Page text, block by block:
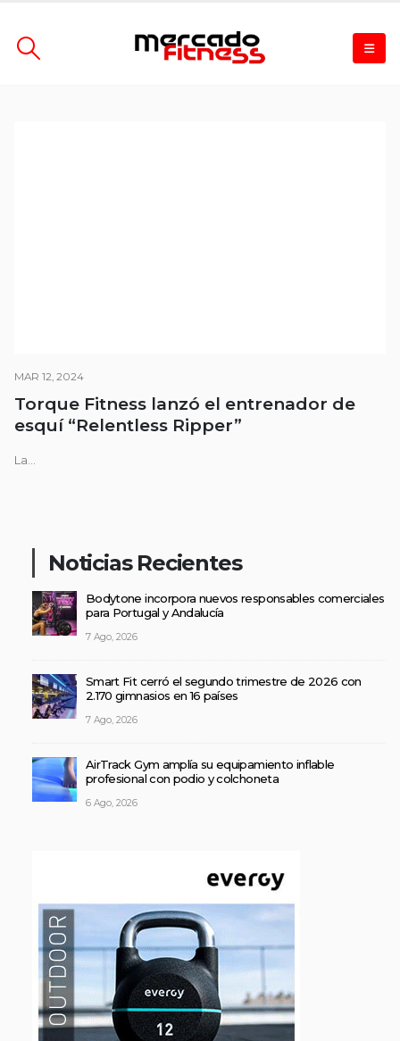
MAR 12, 2024
Torque Fitness lanzó el entrenador de
esquí “Relentless Ripper”
La...
Noticias Recientes
Bodytone incorpora nuevos responsables comerciales
para Portugal y Andalucía
7 Ago, 2026
Smart Fit cerró el segundo trimestre de 2026 con
2.170 gimnasios en 16 países
7 Ago, 2026
AirTrack Gym amplía su equipamiento inflable
profesional con podio y colchoneta
6 Ago, 2026